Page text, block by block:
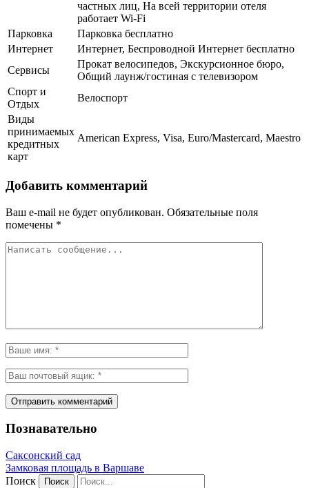
частных лиц, На всей территории отеля
работает Wi-Fi
Парковка
Парковка бесплатно
Интернет
Интернет, Беспроводной Интернет бесплатно
Сервисы
Прокат велосипедов, Экскурсионное бюро,
Общий лаунж/гостиная с телевизором
Спорт и
Отдых
Велоспорт
Виды
принимаемых
кредитных
карт
American Express, Visa, Euro/Mastercard, Maestro
Добавить комментарий
Ваш e-mail не будет опубликован. Обязательные поля
помечены *
Познавательно
Саксонский сад
Замковая площадь в Варшаве
Поиск